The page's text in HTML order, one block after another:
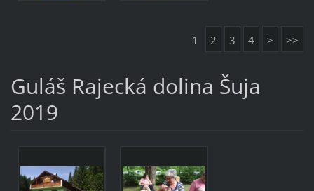
1 2 3 4 > >>
Guláš Rajecká dolina Šuja
2019